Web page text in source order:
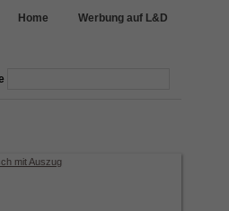
Home Werbung auf L&D
mit Auszug